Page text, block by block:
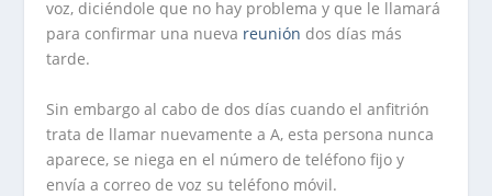
voz, diciéndole que no hay problema y que le llamará
para confirmar una nueva reunión dos días más
tarde.
Sin embargo al cabo de dos días cuando el anfitrión
trata de llamar nuevamente a A, esta persona nunca
aparece, se niega en el número de teléfono fijo y
envía a correo de voz su teléfono móvil.